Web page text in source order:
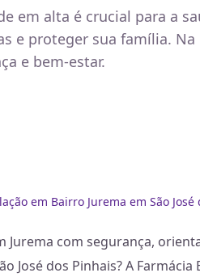
em alta é crucial para a
e proteger sua família.
e bem-estar.
em Bairro Jurema em São José
Jurema com segurança,
José dos Pinhais? A